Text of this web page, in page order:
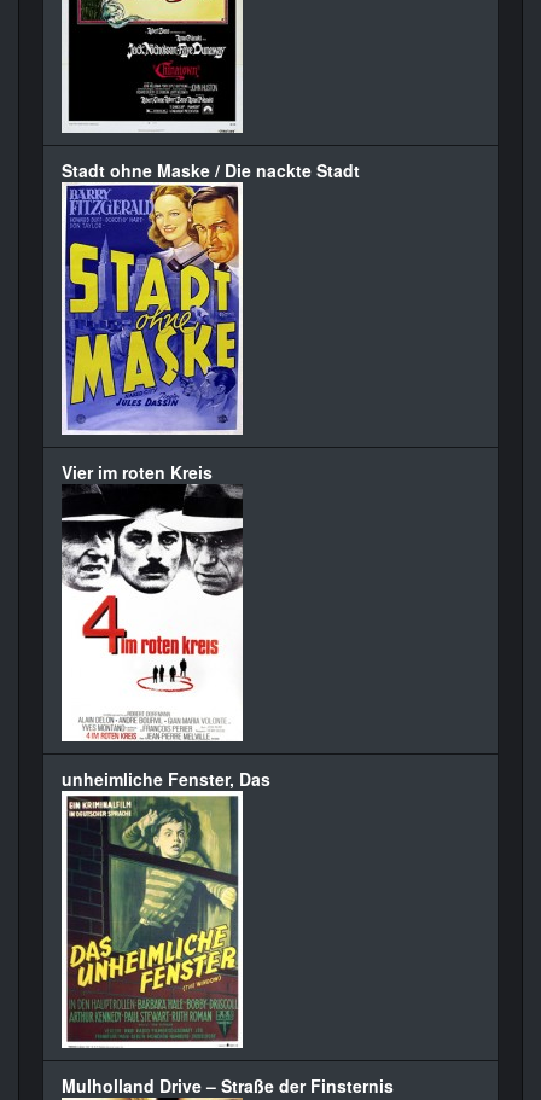
Stadt ohne Maske / Die nackte Stadt
Vier im roten Kreis
unheimliche Fenster, Das
Mulholland Drive – Straße der Finsternis